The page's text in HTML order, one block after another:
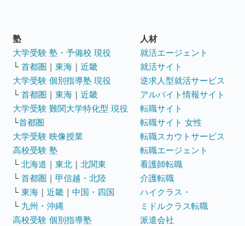
塾
大学受験 塾・予備校 現役
└ 首都圏 ｜ 東海 ｜ 近畿
大学受験 個別指導塾 現役
└ 首都圏 ｜ 東海 ｜ 近畿
大学受験 難関大学特化型 現役
└首都圏
大学受験 映像授業
高校受験 塾
└ 北海道 ｜ 東北 ｜ 北関東
└ 首都圏 ｜ 甲信越・北陸
└ 東海 ｜ 近畿 ｜ 中国・四国
└ 九州・沖縄
高校受験 個別指導塾
人材
就活エージェント
就活サイト
逆求人型就活サービス
アルバイト情報サイト
転職サイト
転職サイト 女性
転職スカウトサービス
転職エージェント
看護師転職
介護転職
ハイクラス・
ミドルクラス転職
派遣会社